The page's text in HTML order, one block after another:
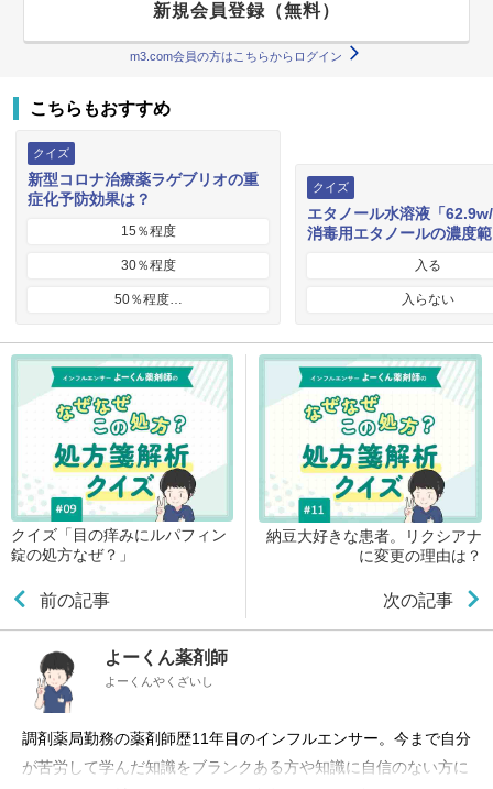
新規会員登録（無料）
m3.com会員の方はこちらからログイン
こちらもおすすめ
クイズ
新型コロナ治療薬ラゲブリオの重
症化予防効果は？
15％程度
30％程度
50％程度…
クイズ
エタノール水溶液「
消毒用エタノールの濃度
入る
入らない
クイズ「目の痒みにルパフィン
錠の処方なぜ？」
前の記事
納豆大好きな患者。リクシアナ
に変更の理由は？
次の記事
よーくん薬剤師
よーくんやくざいし
調剤薬局勤務の薬剤師歴11年目のインフルエンサー。今まで自分
が苦労して学んだ知識をブランクある方や知識に自信のない方に